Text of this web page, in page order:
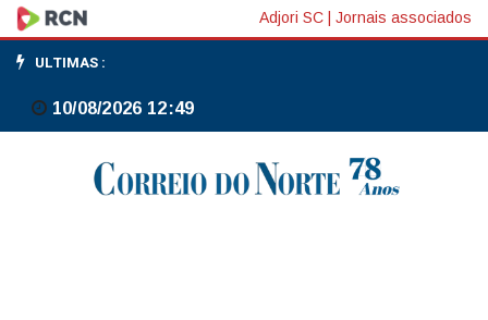
Mercado
Pago
zera
spread
cambial
Adjori SC Jornais associados
ULTIMAS :
10/08/2026 12:49